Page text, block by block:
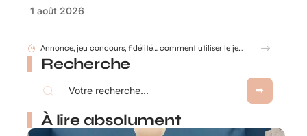
1 août 2026
Gobelet Personnalisé anniversaire pour entreprise : animer un anniversaire de marque
Recherche
À lire absolument